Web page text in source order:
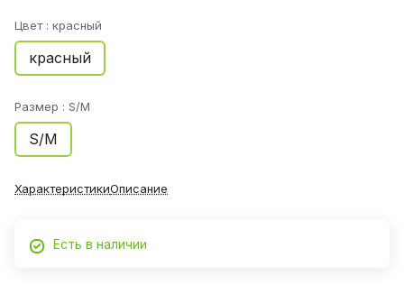
Цвет : красный
красный
Размер : S/M
S/M
ХарактеристикиОписание
Есть в наличии